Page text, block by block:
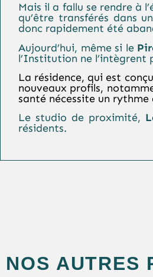
Mais il a fallu se rendre à
qu’être transférés dans
donc rapidement été
Aujourd’hui, même si le
l’Institution ne l’intègrent
La résidence, qui est
nouveaux profils,
santé nécessite un
Le studio de proximité,
résidents.
NOS AUTRES